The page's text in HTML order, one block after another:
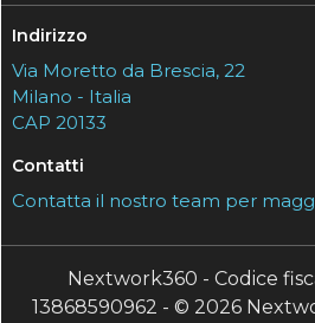
Indirizzo
Via Moretto da Brescia, 22
Milano - Italia
CAP 20133
Contatti
Contatta il nostro team per
Nextwork360 - Codice
13868590962 - © 2026